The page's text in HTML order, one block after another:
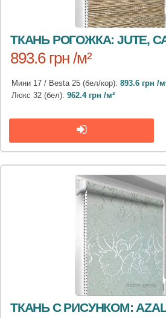
ТКАНЬ РОГОЖКА: JUTE,
893.6 грн /м²
Мини 17 / Besta 25 (бел/кор): 893.6 грн /
Люкс 32 (бел): 962.4 грн /м²
ТКАНЬ С РИСУНКОМ: